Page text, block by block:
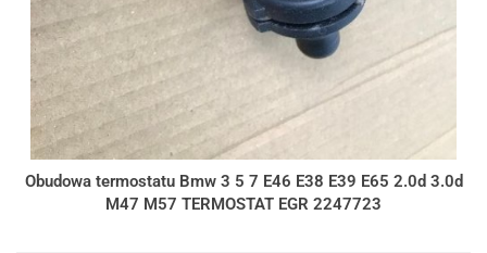
Obudowa termostatu Bmw 3 5 7 E46 E38 E39 E65 2.0d 3.0d
M47 M57 TERMOSTAT EGR 2247723